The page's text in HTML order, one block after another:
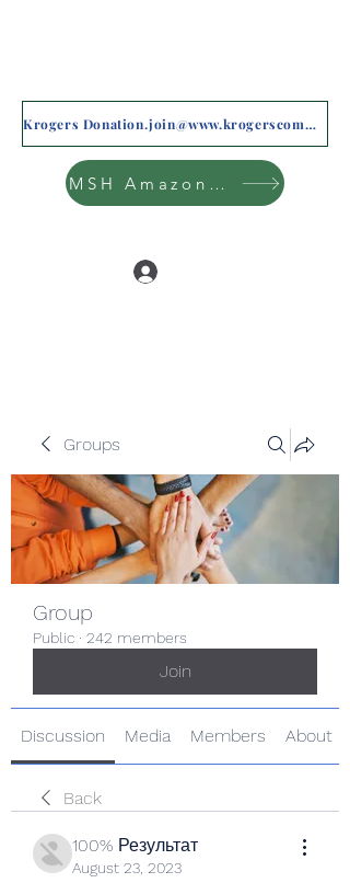
Krogers Donation.join@www.krogerscommunityrewards.com
MSH Amazon Wishlist
Groups
Group
Public · 242 members
Join
Discussion Media Members About
Back
100% Результат
August 23, 2023